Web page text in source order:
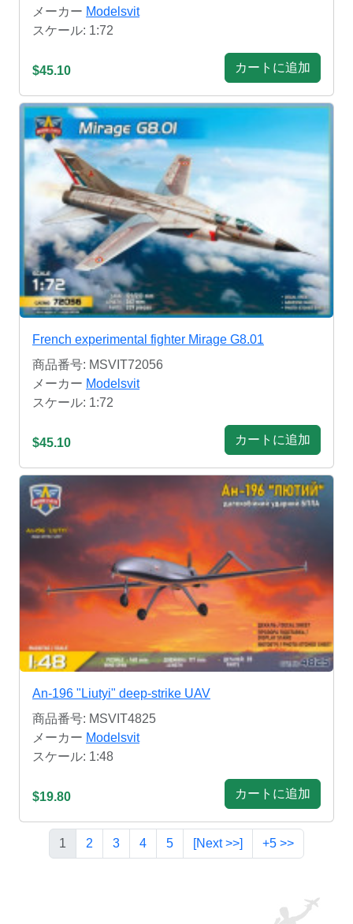
メーカー Modelsvit
スケール: 1:72
$45.10 カートに追加
French experimental fighter Mirage G8.01
商品番号: MSVIT72056
メーカー Modelsvit
スケール: 1:72
$45.10 カートに追加
An-196 "Liutyi" deep-strike UAV
商品番号: MSVIT4825
メーカー Modelsvit
スケール: 1:48
$19.80 カートに追加
1 2 3 4 5 [Next >>] +5 >>